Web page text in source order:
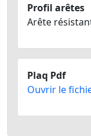
Profil arêtes
Arête
Plaq Pdf
Ouvrir le